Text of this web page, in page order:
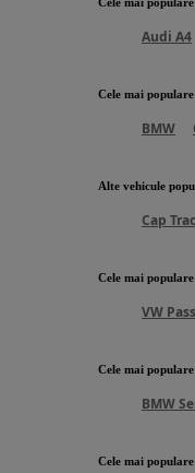
Audi A4
Cele mai
BMW
Alte vehicule
Cap
Cele mai
VW
Cele mai
BMW
Cele mai